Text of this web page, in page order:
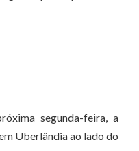
segunda-feira, a
Uberlândia ao lado do